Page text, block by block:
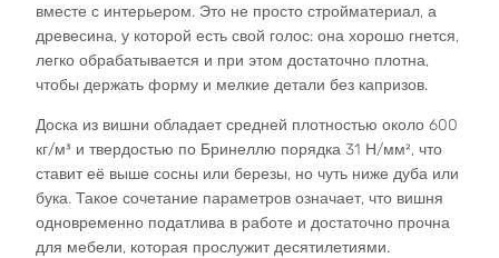
вместе с интерьером. Это не просто стройматериал, а
древесина, у которой есть свой голос: она хорошо гнется,
легко обрабатывается и при этом достаточно плотна,
чтобы держать форму и мелкие детали без капризов.​
Доска из вишни обладает средней плотностью около 600
кг/м³ и твердостью по Бринеллю порядка 31 Н/мм², что
ставит её выше сосны или березы, но чуть ниже дуба или
бука. Такое сочетание параметров означает, что вишня
одновременно податлива в работе и достаточно прочна
для мебели, которая прослужит десятилетиями.